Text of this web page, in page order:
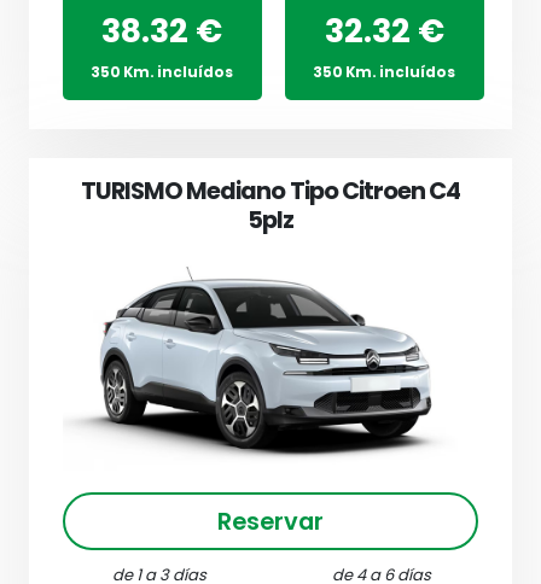
38.32 €
350 Km. incluídos
32.32 €
350 Km. incluídos
TURISMO Mediano Tipo Citroen C4
5plz
Reservar
de 1 a 3 días de 4 a 6 días